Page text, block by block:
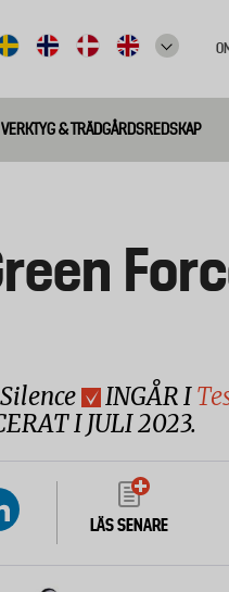
VERKTYG & TRÄDGÅRDSREDSKAP
INGÅR I
I JULI 2023.
LÄS SENARE